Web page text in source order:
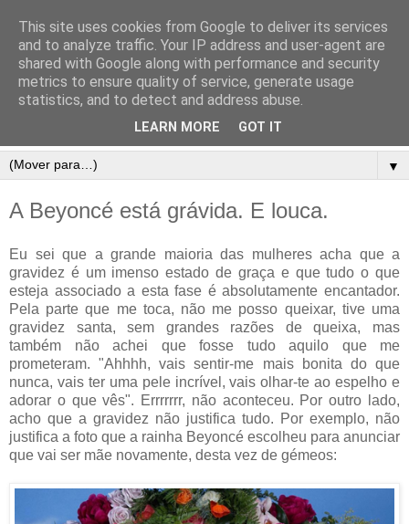
▼
A Beyoncé está grávida. E louca.
Eu sei que a grande maioria das mulheres acha que a
gravidez é um imenso estado de graça e que tudo o que
esteja associado a esta fase é absolutamente encantador.
Pela parte que me toca, não me posso queixar, tive uma
gravidez santa, sem grandes razões de queixa, mas
também não achei que fosse tudo aquilo que me
prometeram. "Ahhhh, vais sentir-me mais bonita do que
nunca, vais ter uma pele incrível, vais olhar-te ao espelho e
adorar o que vês". Errrrrrr, não aconteceu. Por outro lado,
acho que a gravidez não justifica tudo. Por exemplo, não
justifica a foto que a rainha Beyoncé escolheu para anunciar
que vai ser mãe novamente, desta vez de gémeos:
This site uses cookies from Google to deliver its services
and to analyze traffic. Your IP address and user-agent are
shared with Google along with performance and security
metrics to ensure quality of service, generate usage
statistics, and to detect and address abuse.
LEARN MORE GOT IT